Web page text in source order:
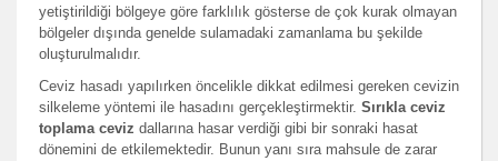
yetiştirildiği bölgeye göre farklılık gösterse de çok kurak olmayan
bölgeler dışında genelde sulamadaki zamanlama bu şekilde
oluşturulmalıdır.
Ceviz hasadı yapılırken öncelikle dikkat edilmesi gereken cevizin
silkeleme yöntemi ile hasadını gerçekleştirmektir. Sırıkla ceviz
toplama ceviz dallarına hasar verdiği gibi bir sonraki hasat
dönemini de etkilemektedir. Bunun yanı sıra mahsule de zarar